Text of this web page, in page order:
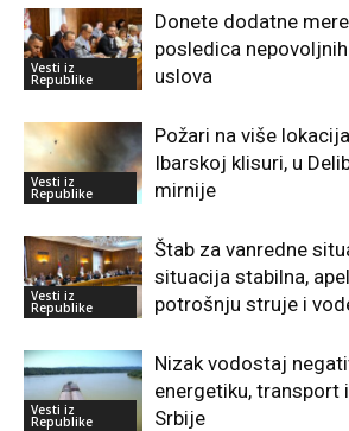
Vesti iz
Republike
Donete dodatne
posledica
uslova
Vesti iz
Republike
Požari na više
Ibarskoj klisuri, u
mirnije
Vesti iz
Republike
Štab za vanredne
situacija stabilna,
potrošnju struje i
Vesti iz
Republike
Nizak vodostaj
energetiku, transport
Srbije